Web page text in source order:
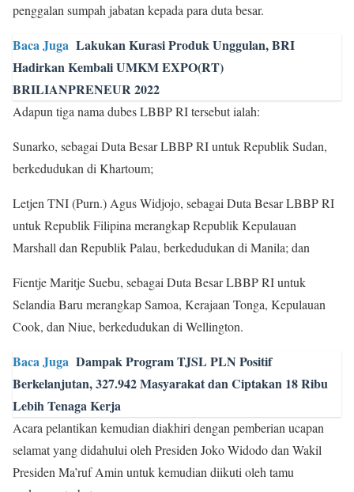
penggalan sumpah jabatan kepada para duta besar.
Baca Juga Lakukan Kurasi Produk Unggulan, BRI
Hadirkan Kembali UMKM EXPO(RT)
BRILIANPRENEUR 2022
Adapun tiga nama dubes LBBP RI tersebut ialah:
Sunarko, sebagai Duta Besar LBBP RI untuk Republik Sudan,
berkedudukan di Khartoum;
Letjen TNI (Purn.) Agus Widjojo, sebagai Duta Besar LBBP RI
untuk Republik Filipina merangkap Republik Kepulauan
Marshall dan Republik Palau, berkedudukan di Manila; dan
Fientje Maritje Suebu, sebagai Duta Besar LBBP RI untuk
Selandia Baru merangkap Samoa, Kerajaan Tonga, Kepulauan
Cook, dan Niue, berkedudukan di Wellington.
Baca Juga Dampak Program TJSL PLN Positif
Berkelanjutan, 327.942 Masyarakat dan Ciptakan 18 Ribu
Lebih Tenaga Kerja
Acara pelantikan kemudian diakhiri dengan pemberian ucapan
selamat yang didahului oleh Presiden Joko Widodo dan Wakil
Presiden Ma’ruf Amin untuk kemudian diikuti oleh tamu